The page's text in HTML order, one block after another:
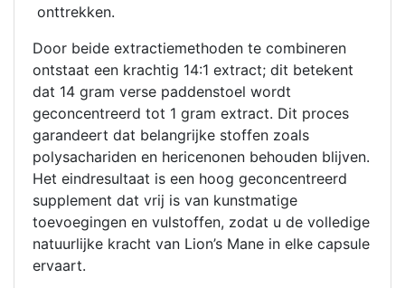
onttrekken.
Door beide extractiemethoden te combineren
ontstaat een krachtig 14:1 extract; dit betekent
dat 14 gram verse paddenstoel wordt
geconcentreerd tot 1 gram extract. Dit proces
garandeert dat belangrijke stoffen zoals
polysachariden en hericenonen behouden blijven.
Het eindresultaat is een hoog geconcentreerd
supplement dat vrij is van kunstmatige
toevoegingen en vulstoffen, zodat u de volledige
natuurlijke kracht van Lion’s Mane in elke capsule
ervaart.